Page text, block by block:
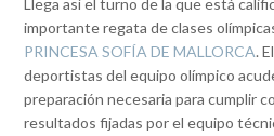
importante regata de clases
PRINCESA SOFÍA DE MALLORCA.
deportistas del equipo olímpico
preparación necesaria para cumplir
resultados fijadas por el equipo